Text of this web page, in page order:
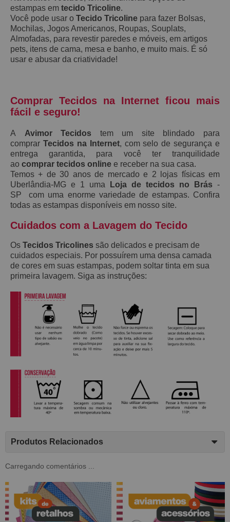
estampas em tecido Tricoline.
Você pode usar o Tecido Tricoline para fazer Bolsas,
Mochilas, Jogos Americanos, Roupas, Souplats,
Almofadas, para revestir paredes e móveis, em artigos
pets, itens de cama, mesa e banho, e muito mais. É só
usar e abusar da criatividade!
Comprar Tecidos na Internet ficou mais
fácil e seguro!
A Avimor Tecidos tem um site blindado para
comprar Tecidos na Internet, com selo de segurança e
entrega garantida, para você ter tranquilidade
ao comprar tecidos online e receber na sua casa.
Temos + de 30 anos de mercado e 2 lojas físicas em
Uberlândia-MG e 1 uma
Loja de tecidos no Brás -
SP com uma enorme variedade de estampas. Confira
todas as estampas disponíveis em nosso site.
Cuidados com a Lavagem do Tecido
Os Tecidos Tricolines são delicados e precisam de
cuidados especiais. Por possuírem uma densa camada
de cores em suas estampas, podem soltar tinta em sua
primeira lavagem. Siga as instruções:
Produtos Relacionados
Carregando comentários ...